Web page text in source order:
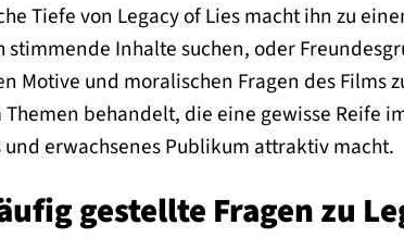
Tiefe von Legacy of Lies macht ihn zu
stimmende Inhalte suchen, oder
Motive und moralischen Fragen des Films
Themen behandelt, die eine gewisse Reife
erwachsenes Publikum attraktiv macht.
gestellte Fragen zu